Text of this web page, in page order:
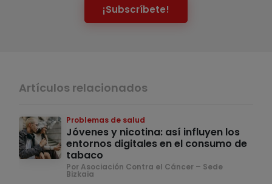
¡Subscríbete!
Artículos relacionados
Problemas de salud
Jóvenes y nicotina: así influyen los
entornos digitales en el consumo de
tabaco
Por Asociación Contra el Cáncer – Sede
Bizkaia